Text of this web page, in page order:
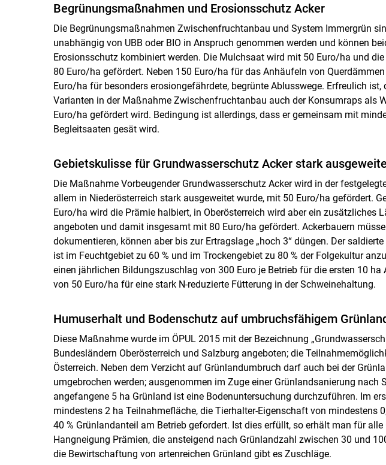
Begrünungsmaßnahmen und Erosionsschutz Acker
Die Begrünungsmaßnahmen Zwischenfruchtanbau und System Immergrün
unabhängig von UBB oder BIO in Anspruch genommen werden und können
Erosionsschutz kombiniert werden. Die Mulchsaat wird mit 50 Euro/ha und
80 Euro/ha gefördert. Neben 150 Euro/ha für das Anhäufeln von
Euro/ha für besonders erosiongefährdete, begrünte Ablusswege. Erfreulich ist,
Varianten in der Maßnahme Zwischenfruchtanbau auch der Konsumraps als
Euro/ha gefördert wird. Bedingung ist allerdings, dass er gemeinsam mit
Begleitsaaten gesät wird.
Gebietskulisse für Grundwasserschutz Acker stark
Die Maßnahme Vorbeugender Grundwasserschutz Acker wird in der
allem in Niederösterreich stark ausgeweitet wurde, mit 50 Euro/ha gefördert.
Euro/ha wird die Prämie halbiert, in Oberösterreich wird aber ein zusätzliches
angeboten und damit insgesamt mit 80 Euro/ha gefördert. Ackerbauern
dokumentieren, können aber bis zur Ertragslage „hoch 3“ düngen. Der
ist im Feuchtgebiet zu 60 % und im Trockengebiet zu 80 % der Folgekultur
einen jährlichen Bildungszuschlag von 300 Euro je Betrieb für die ersten 10 ha
von 50 Euro/ha für eine stark N-reduzierte Fütterung in der Schweinehaltung.
Humuserhalt und Bodenschutz auf umbruchsfähigem
Diese Maßnahme wurde im ÖPUL 2015 mit der Bezeichnung
Bundesländern Oberösterreich und Salzburg angeboten; die
Österreich. Neben dem Verzicht auf Grünlandumbruch darf auch bei der
umgebrochen werden; ausgenommen im Zuge einer Grünlandsanierung nach
angefangene 5 ha Grünland ist eine Bodenuntersuchung durchzuführen. Im
mindestens 2 ha Teilnahmefläche, die Tierhalter-Eigenschaft von mindestens
40 % Grünlandanteil am Betrieb gefordert. Ist dies erfüllt, so erhält man für
Hangneigung Prämien, die ansteigend nach Grünlandzahl zwischen 30 und
die Bewirtschaftung von artenreichen Grünland gibt es Zuschläge.